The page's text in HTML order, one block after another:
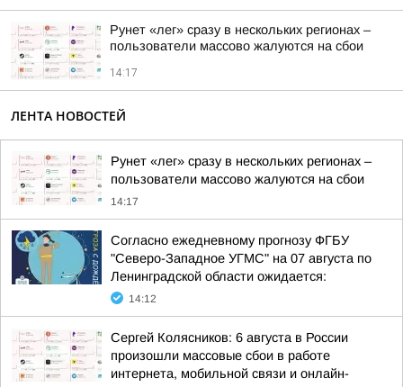
Рунет «лег» сразу в нескольких регионах –
пользователи массово жалуются на сбои
14:17
ЛЕНТА НОВОСТЕЙ
Рунет «лег» сразу в нескольких регионах –
пользователи массово жалуются на сбои
14:17
Согласно ежедневному прогнозу ФГБУ
"Северо-Западное УГМС" на 07 августа по
Ленинградской области ожидается:
14:12
Сергей Колясников: 6 августа в России
произошли массовые сбои в работе
интернета, мобильной связи и онлайн-